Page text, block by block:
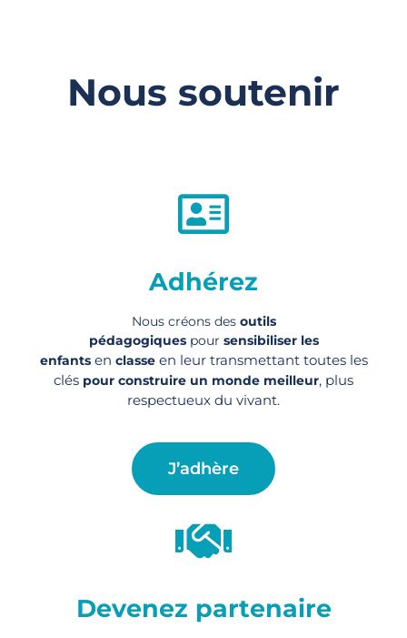
Nous soutenir
Adhérez
Nous créons des outils
pédagogiquespour sensibiliser les
enfantsen classeen leur transmettant toutes les
clés pour construire un monde meilleur, plus
respectueux du vivant.
J’adhère
Devenez partenaire